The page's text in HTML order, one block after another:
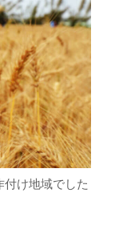
付け地域でした